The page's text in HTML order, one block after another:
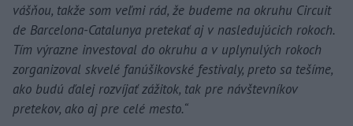
vášňou, takže som veľmi rád, že budeme na okruhu Circuit
de Barcelona-Catalunya pretekať aj v nasledujúcich rokoch.
Tím výrazne investoval do okruhu a v uplynulých rokoch
zorganizoval skvelé fanúšikovské festivaly, preto sa tešíme,
ako budú ďalej rozvíjať zážitok, tak pre návštevníkov
pretekov, ako aj pre celé mesto.“